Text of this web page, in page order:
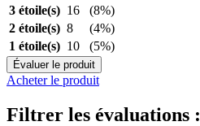
3 étoile(s) 16
(8%)
2 étoile(s) 8
(4%)
1 étoile(s) 10 (5%)
Évaluer le produit
Acheter le produit
Filtrer les évaluations :